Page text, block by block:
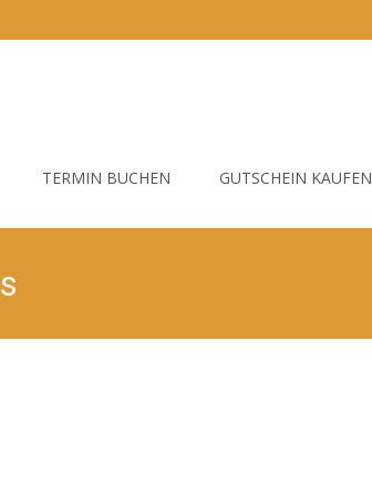
TERMIN BUCHEN GUTSCHEIN KAUFEN